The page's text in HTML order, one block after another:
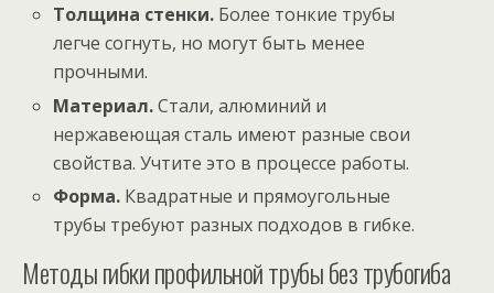
Толщина стенки. Более тонкие трубы
легче согнуть, но могут быть менее
прочными.
Материал.Стали, алюминий и
нержавеющая сталь имеют разные свои
свойства. Учтите это в процессе работы.
Форма. Квадратные и прямоугольные
трубы требуют разных подходов в гибке.
Методы гибки профильной трубы без трубогиба